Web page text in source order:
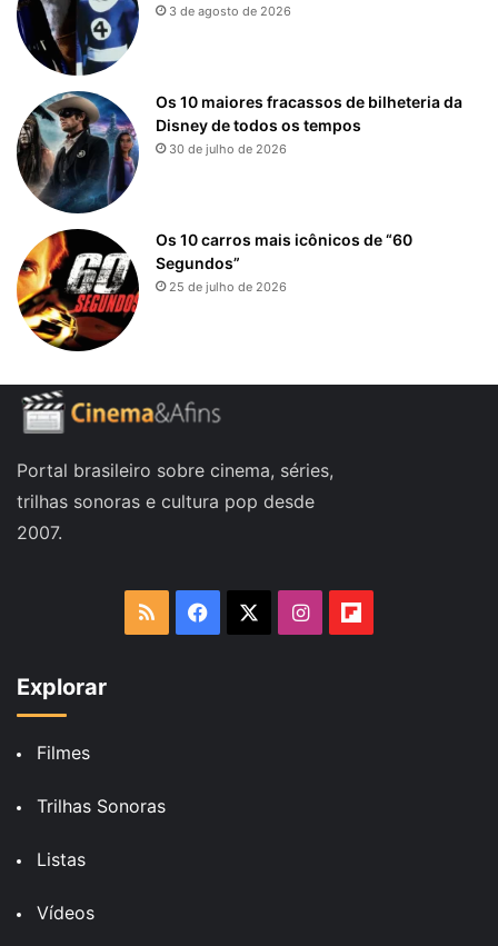
3 de agosto de 2026
Os 10 maiores fracassos de bilheteria da
Disney de todos os tempos
30 de julho de 2026
Os 10 carros mais icônicos de “60
Segundos”
25 de julho de 2026
Portal brasileiro sobre cinema, séries,
trilhas sonoras e cultura pop desde
2007.
RSS Facebook Instagram
Explorar
Filmes
Trilhas Sonoras
Listas
Vídeos